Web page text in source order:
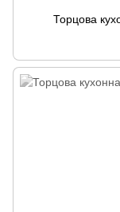
Торцова